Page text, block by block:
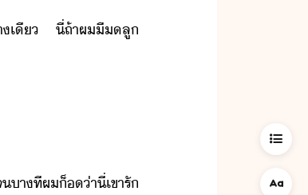
า​เี​ ​ี่​ถ้า​ผ​ี​ลู​
าที​ผ​็​​่าี​่​เขา​รั​